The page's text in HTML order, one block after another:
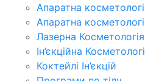
Апаратна
Апаратна
Лазерна Косметологія
Ін’єкційна
Коктейлі Ін’єкцій